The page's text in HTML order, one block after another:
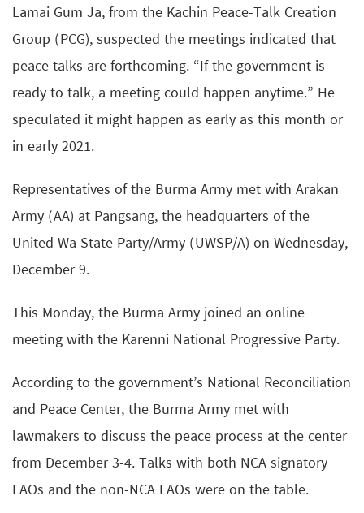
Lamai Gum Ja, from the Kachin Peace-Talk Creation
Group (PCG), suspected the meetings indicated that
peace talks are forthcoming. “If the government is
ready to talk, a meeting could happen anytime.” He
speculated it might happen as early as this month or
in early 2021.
Representatives of the Burma Army met with Arakan
Army (AA) at Pangsang, the headquarters of the
United Wa State Party/Army (UWSP/A) on Wednesday,
December 9.
This Monday, the Burma Army joined an online
meeting with the Karenni National Progressive Party.
According to the government’s National Reconciliation
and Peace Center, the Burma Army met with
lawmakers to discuss the peace process at the center
from December 3-4. Talks with both NCA signatory
EAOs and the non-NCA EAOs were on the table.